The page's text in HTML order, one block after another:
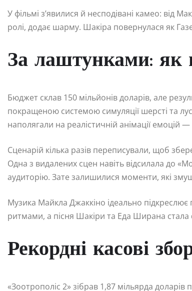
У фільмі з’явилися й несподівані камео: від
ролі, додає шарму. Шакіра повернулася як
За лаштунками: як
Бюджет склав 150 мільйонів доларів, але
покращеною системою симуляції шерсті та
наполягали на реалістичній анімації емоцій
Сценарій кілька разів переписували, щоб
Одна з видалених сцен навіть відсилала до
аудиторію. Зате залишилися моменти, які
Музика Майкла Джаккіно ідеально підкреслює
ритмами, а пісня Шакіри та Еда Ширана
Рекордні касові
«Зоотрополіс 2» зібрав 1,87 мільярда